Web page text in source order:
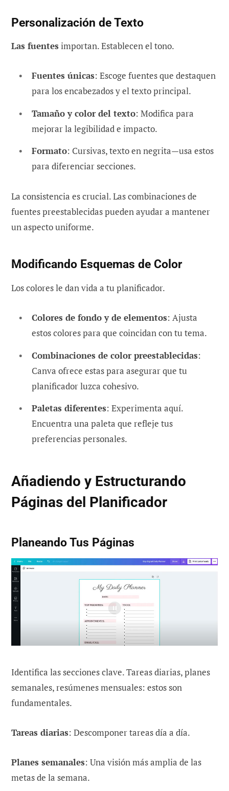
Personalización de Texto
Las fuentes importan. Establecen el tono.
Fuentes únicas: Escoge fuentes que destaquen
para los encabezados y el texto principal.
Tamaño y color del texto: Modifica para
mejorar la legibilidad e impacto.
Formato: Cursivas, texto en negrita—usa estos
para diferenciar secciones.
La consistencia es crucial. Las combinaciones de
fuentes preestablecidas pueden ayudar a mantener
un aspecto uniforme.
Modificando Esquemas de Color
Los colores le dan vida a tu planificador.
Colores de fondo y de elementos: Ajusta
estos colores para que coincidan con tu tema.
Combinaciones de color preestablecidas:
Canva ofrece estas para asegurar que tu
planificador luzca cohesivo.
Paletas diferentes: Experimenta aquí.
Encuentra una paleta que refleje tus
preferencias personales.
Añadiendo y Estructurando
Páginas del Planificador
Planeando Tus Páginas
Identifica las secciones clave. Tareas diarias, planes
semanales, resúmenes mensuales: estos son
fundamentales.
Tareas diarias: Descomponer tareas día a día.
Planes semanales: Una visión más amplia de las
metas de la semana.